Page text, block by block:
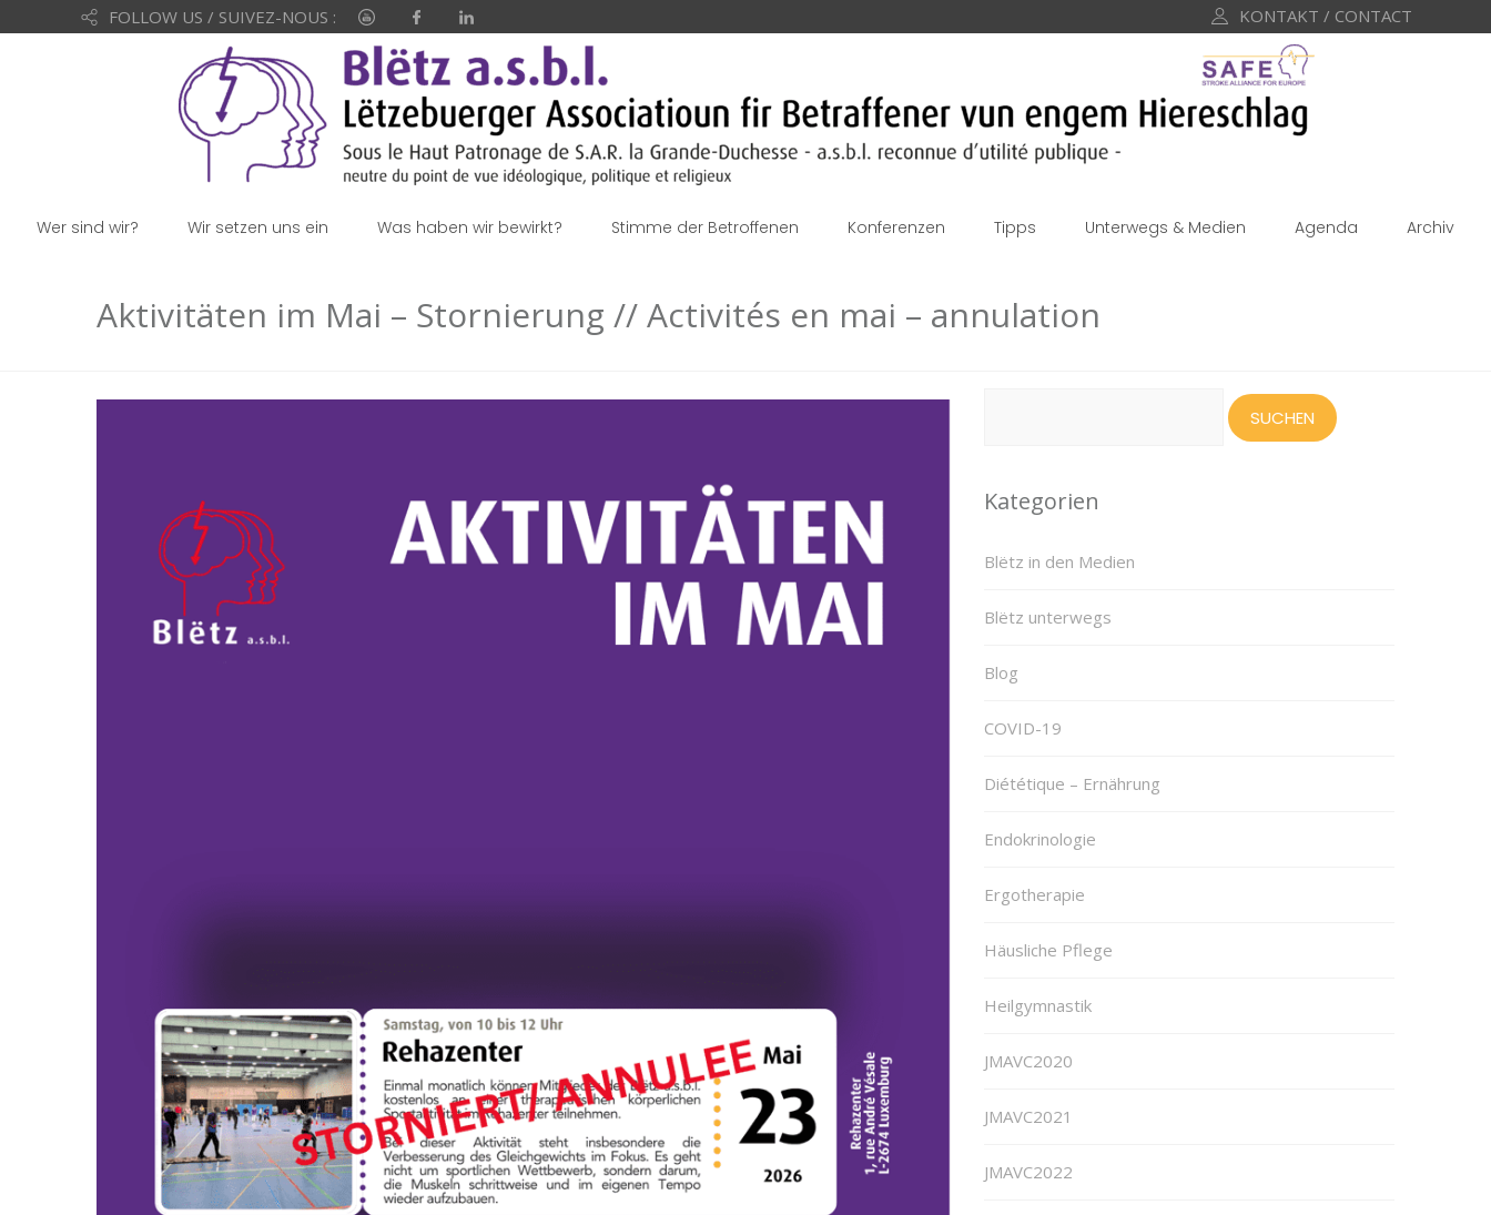
FOLLOW US / SUIVEZ-NOUS : KONTAKT / CONTACT
Wer sind wir? Wir setzen uns ein Was haben wir bewirkt? Stimme der Betroffenen Konferenzen Tipps Unterwegs & Medien Agenda Archiv
Aktivitäten im Mai – Stornierung // Activités en mai – annulation
Kategorien
Blëtz in den Medien
Blëtz unterwegs
Blog
COVID-19
Diététique – Ernährung
Endokrinologie
Ergotherapie
Häusliche Pflege
Heilgymnastik
JMAVC2020
JMAVC2021
JMAVC2022